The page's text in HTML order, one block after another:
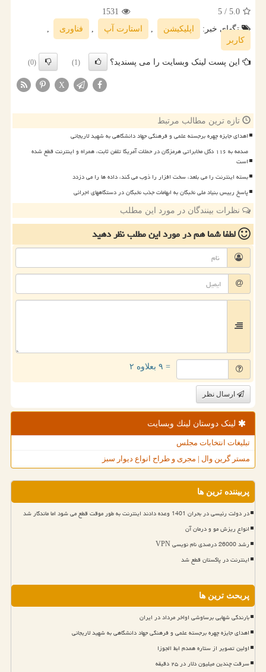
5.0
/ 5
1531
تگهای خبر:
اپلیكیشن , استارت آپ , فناوری
,
كاربر
این پست لینک وبسایت را می پسندید؟ (1)
(0)
X
تازه ترین مطالب مرتبط
اهدای جایزه چهره برجسته علمی و فرهنگی جهاد دانشگاهی به شهید لاریجانی
صدمه به ۱۱۶ دکل مخابراتی هرمزگان در حملات آمریکا تلفن ثابت، همراه و اینترنت قطع شده
است
بسته اینترنت را می بلعد، سخت افزار را ذوب می کند، داده ها را می دزدد
پاسخ رییس بنیاد ملی نخبگان به ابهامات جذب نخبگان در دستگاههای اجرائی
نظرات بینندگان در مورد این مطلب
لطفا شما همدر مورد این مطلبنظر دهید
= ۹ بعلاوه ۲
ارسال نظر
لینک دوستان لینك وبسایت
تبلیغات انتخابات مجلس
مستر گرین وال | مجری و طراح انواع دیوار سبز
پربیننده ترین ها
در دولت رئیسی در بحران 1401 وعده دادند اینترنت به طور موقت قطع می شود اما ماندگار شد
انواع ریزش مو و درمان آن
رشد 26000 درصدی نام نویسی VPN
اینترنت در پاکستان قطع شد
پربحث ترین ها
بارندگی شهابی برساوشی اواخر مرداد در ایران
اهدای جایزه چهره برجسته علمی و فرهنگی جهاد دانشگاهی به شهید لاریجانی
اولین تصویر از ستاره همدم ابط الجوزا
سرقت چندین میلیون دلار در ۲۵ دقیقه